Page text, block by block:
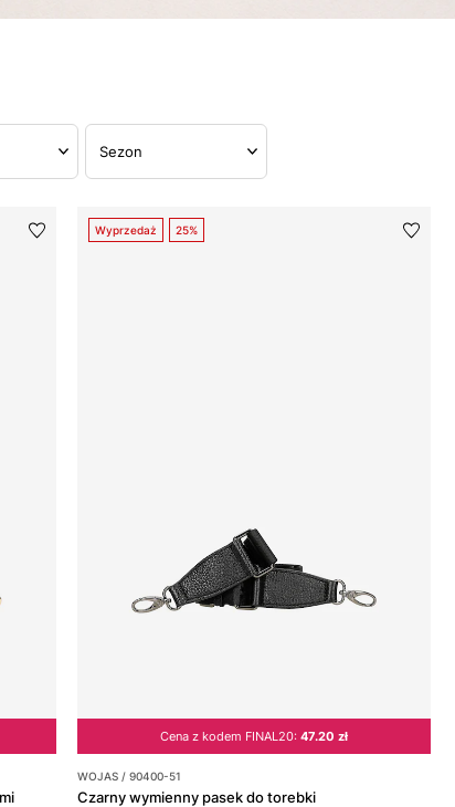
Sezon
Wyprzedaż 25%
Cena z kodem FINAL20:47.20 zł
WOJAS / 90400-51
Czarny wymienny pasek do torebki